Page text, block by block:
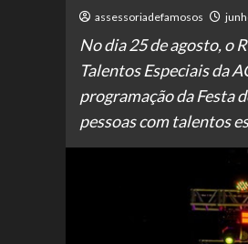
assessoriadefamosos
No dia 25 de agosto, o
Talentos Especiais da
programação da Festa
pessoas com talentos